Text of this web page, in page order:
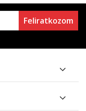
Feliratkozom